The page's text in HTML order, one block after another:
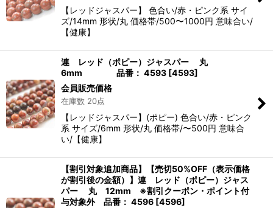
【レッドジャスパー】 色合い/赤・ピンク系 サイ
ズ/14mm 形状/丸 価格帯/500〜1000円 意味合い/
【健康】
連 レッド（ポピー）ジャスパー 丸
6mm 品番： 4593 [4593]
会員販売価格
在庫数 20点
【レッドジャスパー】(ポピー) 色合い/赤・ピンク
系 サイズ/6mm 形状/丸 価格帯/〜500円 意味合
い/【健康】
【割引対象追加商品】【売切50%OFF（表示価格
が割引後の金額）】連 レッド（ポピー）ジャス
パー 丸 12mm ※割引クーポン・ポイント付
与対象外 品番： 4596 [4596]